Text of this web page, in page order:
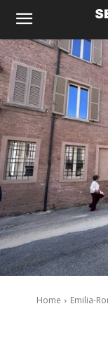
Home Emilia-